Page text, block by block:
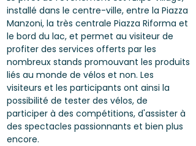
installé dans le centre-ville, entre la Piazza
Manzoni, la très centrale Piazza Riforma et
le bord du lac, et permet au visiteur de
profiter des services offerts par les
nombreux stands promouvant les produits
liés au monde de vélos et non. Les
visiteurs et les participants ont ainsi la
possibilité de tester des vélos, de
participer à des compétitions, d'assister à
des spectacles passionnants et bien plus
encore.